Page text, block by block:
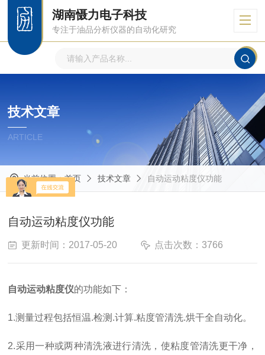
湖南慑力电子科技
专注于油品分析仪器的自动化研究
技术文章
ARTICLE
当前位置：首页 技术文章 自动运动粘度仪功能
自动运动粘度仪功能
更新时间：2017-05-20 点击次数：3766
自动运动粘度仪的功能如下：
1.测量过程包括恒温.检测.计算.粘度管清洗.烘干全自动化。
2.采用一种或两种清洗液进行清洗，使粘度管清洗更干净，